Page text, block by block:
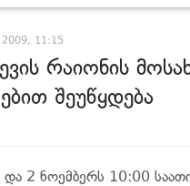
2009, 11:15
რაიონის
შეუწყდება
2 ნოემბერს 10:00